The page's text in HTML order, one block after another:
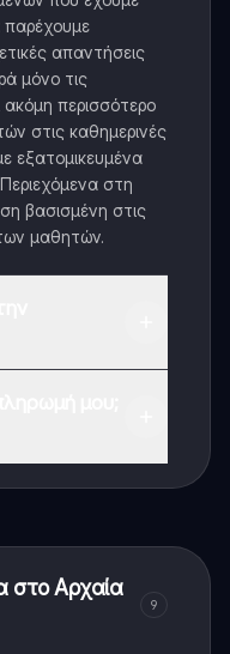
απαντήσεις
μόνο τις
περισσότερο
στις καθημερινές
εξατομικευμένα
στη
βασισμένη στις
μαθητών.
στο Αρχαία
9